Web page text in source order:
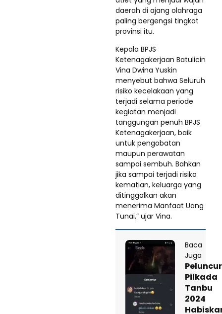
daerah di ajang olahraga
paling bergengsi tingkat
provinsi itu.
Kepala BPJS
Ketenagakerjaan Batulicin
Vina Dwina Yuskin
menyebut bahwa Seluruh
risiko kecelakaan yang
terjadi selama periode
kegiatan menjadi
tanggungan penuh BPJS
Ketenagakerjaan, baik
untuk pengobatan
maupun perawatan
sampai sembuh. Bahkan
jika sampai terjadi risiko
kematian, keluarga yang
ditinggalkan akan
menerima Manfaat Uang
Tunai,” ujar Vina.
Baca
Juga
Pilkada
Tanbu
2024